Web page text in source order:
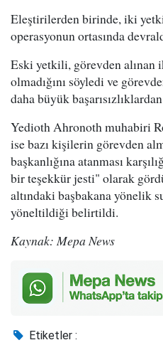
Eleştirilerden birinde, iki
operasyonun ortasında
Eski yetkili, görevden alınan
olmadığını söyledi ve
daha büyük
Yedioth Ahronoth muhabiri
ise bazı kişilerin görevden
başkanlığına atanması
bir teşekkür jesti" olarak
altındaki başbakana yönelik
yöneltildiği belirtildi.
Kaynak: Mepa News
Etiketler :